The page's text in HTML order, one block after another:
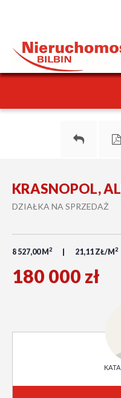
KRASNOPOL,
DZIAŁKA NA SPRZEDAŻ
8 527,00 M 2 21,11 ZŁ/M 2
180 000 zł